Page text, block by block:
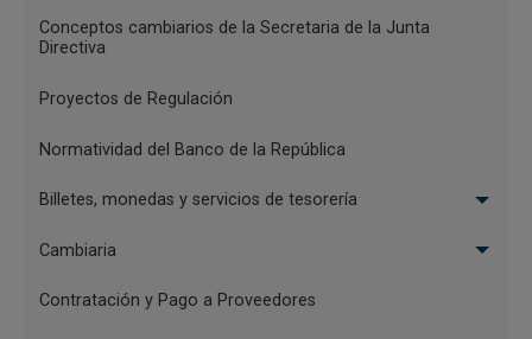
convertibles en acciones, los cuales se consideran
inversión directa.
(...)"
Tema del concepto
modalidades de inversión extranjera directa
emisión de bonos denominados
suscritos y pagados en
Concepto
JDBR
Conceptos cambiarios de la Secretaria de la Junta
Directiva
Proyectos de Regulación
Normatividad del Banco de la República
Billetes, monedas y servicios de tesorería
Cambiaria
Contratación y Pago a Proveedores